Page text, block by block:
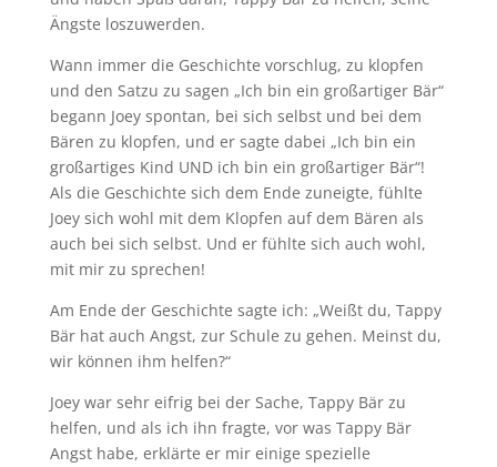
Ängste loszuwerden.
Wann immer die Geschichte vorschlug, zu klopfen
und den Satzu zu sagen „Ich bin ein großartiger Bär“
begann Joey spontan, bei sich selbst und bei dem
Bären zu klopfen, und er sagte dabei „Ich bin ein
großartiges Kind UND ich bin ein großartiger Bär“!
Als die Geschichte sich dem Ende zuneigte, fühlte
Joey sich wohl mit dem Klopfen auf dem Bären als
auch bei sich selbst. Und er fühlte sich auch wohl,
mit mir zu sprechen!
Am Ende der Geschichte sagte ich: „Weißt du, Tappy
Bär hat auch Angst, zur Schule zu gehen. Meinst du,
wir können ihm helfen?“
Joey war sehr eifrig bei der Sache, Tappy Bär zu
helfen, und als ich ihn fragte, vor was Tappy Bär
Angst habe, erklärte er mir einige spezielle